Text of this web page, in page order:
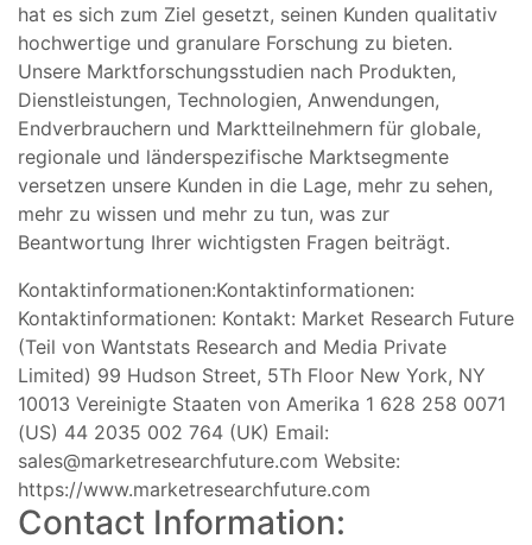
hat es sich zum Ziel gesetzt, seinen Kunden qualitativ
hochwertige und granulare Forschung zu bieten.
Unsere Marktforschungsstudien nach Produkten,
Dienstleistungen, Technologien, Anwendungen,
Endverbrauchern und Marktteilnehmern für globale,
regionale und länderspezifische Marktsegmente
versetzen unsere Kunden in die Lage, mehr zu sehen,
mehr zu wissen und mehr zu tun, was zur
Beantwortung Ihrer wichtigsten Fragen beiträgt.
Kontaktinformationen:Kontaktinformationen:
Kontaktinformationen: Kontakt: Market Research Future
(Teil von Wantstats Research and Media Private
Limited) 99 Hudson Street, 5Th Floor New York, NY
10013 Vereinigte Staaten von Amerika 1 628 258 0071
(US) 44 2035 002 764 (UK) Email:
sales@marketresearchfuture.com Website:
https://www.marketresearchfuture.com
Contact Information: